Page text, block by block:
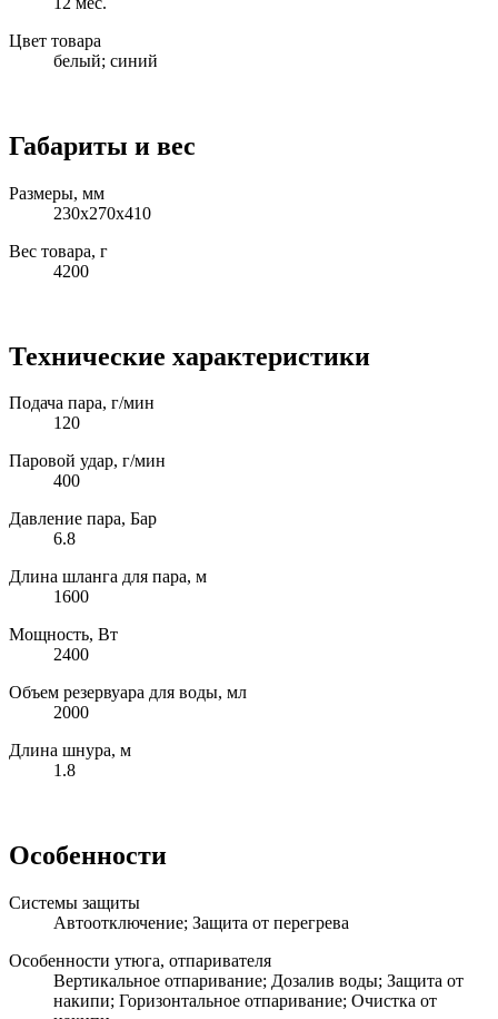
Цвет товара
белый; синий
Габариты и вес
Размеры, мм
230х270х410
Вес товара, г
4200
Технические характеристики
Подача пара, г/мин
120
Паровой удар, г/мин
400
Давление пара, Бар
6.8
Длина шланга для пара, м
1600
Мощность, Вт
2400
Объем резервуара для воды, мл
2000
Длина шнура, м
1.8
Особенности
Системы защиты
Автоотключение; Защита от перегрева
Особенности утюга, отпаривателя
Вертикальное отпаривание; Дозалив воды; Защита от
накипи; Горизонтальное отпаривание; Очистка от